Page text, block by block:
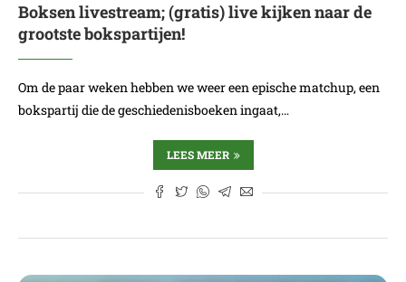
Boksen livestream; (gratis) live kijken naar de
grootste bokspartijen!
Om de paar weken hebben we weer een epische matchup, een
bokspartij die de geschiedenisboeken ingaat,…
LEES MEER